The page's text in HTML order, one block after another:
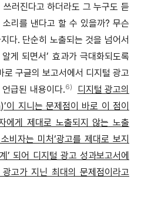
러진다고 하더라도 그 누구도 듣
리를 낸다고 할 수 있을까? 무슨
다. 단순히 노출되는 것을 넘어서
게 되면서’ 효과가 극대화되도록
구글의 보고서에서 디지털 광고
언급된 내용이다.6)
디지털 광고의
이 지니는 문제점이 바로 이 점이
에게 제대로 노출되지 않는 노출
자는 미처‘광고를 제대로 보지
’ 되어 디지털 광고 성과보고서에
고가 지닌 최대의 문제점이라고